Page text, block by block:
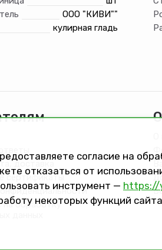
ООО "КИВИ""
кулирная гладь
доставка
сертификаты
на обработку
согласие на
отказаться от
инструмент — https://
некоторых функций